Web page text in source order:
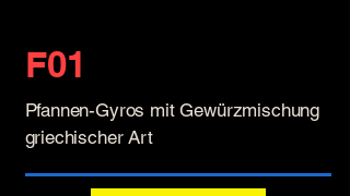
F01
Pfannen-Gyros mit Gewürzmischung
griechischer Art